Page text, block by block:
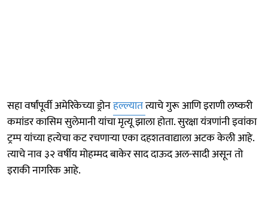
सहा वर्षांपूर्वी अमेरिकेच्या ड्रोनहल्ल्यातत्याचे गुरू आणि इराणी लष्करी
कमांडर कासिम सुलेमानी यांचा मृत्यू झाला होता. सुरक्षा यंत्रणांनी इवांका
ट्रम्प यांच्या हत्येचा कट रचणाऱ्या एका दहशतवाद्याला अटक केली आहे.
त्याचे नाव ३२ वर्षीय मोहम्मद बाकेर साद दाऊद अल-सादी असून तो
इराकी नागरिक आहे.